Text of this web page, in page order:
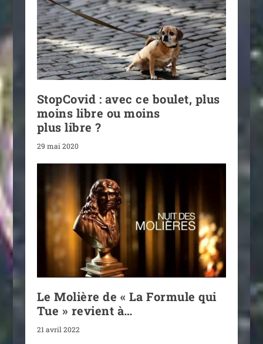
StopCovid : avec ce boulet, plus
moins libre ou moins
plus libre ?
29 mai 2020
Le Molière de « La Formule qui
Tue » revient à…
21 avril 2022